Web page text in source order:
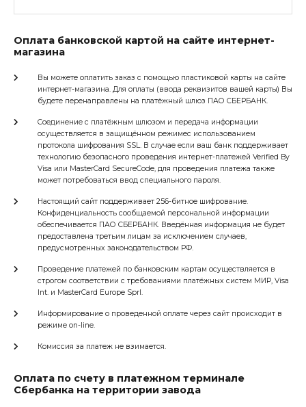
Оплата банковской картой на сайте интернет-
магазина
Вы можете оплатить заказ с помощью пластиковой карты на сайте
интернет-магазина. Для оплаты (ввода реквизитов вашей карты) Вы
будете перенаправлены на платёжный шлюз ПАО СБЕРБАНК.
Соединение с платёжным шлюзом и передача информации
осуществляется в защищённом режимес использованием
протокола шифрования SSL. В случае если ваш банк поддерживает
технологию безопасного проведения интернет-платежей Verified By
Visa или MasterCard SecureCode, для проведения платежа также
может потребоваться ввод специального пароля.
Настоящий сайт поддерживает 256-битное шифрование.
Конфиденциальность сообщаемой персональной информации
обеспечивается ПАО СБЕРБАНК. Введённая информация не будет
предоставлена третьим лицам за исключением случаев,
предусмотренных законодательством РФ.
Проведение платежей по банковским картам осуществляется в
строгом соответствии с требованиями платёжных систем МИР, Visa
Int. и MasterCard Europe Sprl.
Информирование о проведенной оплате через сайт происходит в
режиме on-line.
Комиссия за платеж не взимается.
Оплата по счету в платежном терминале
Сбербанка на территории завода